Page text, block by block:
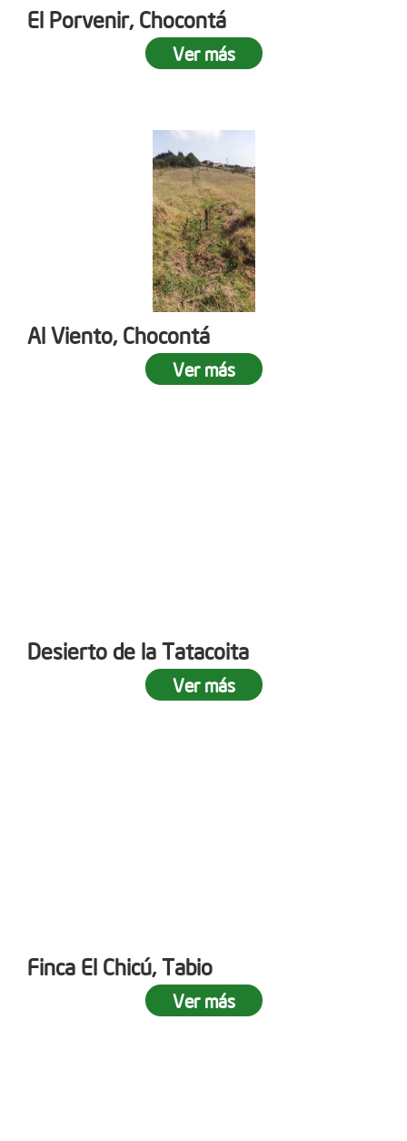
El Porvenir, Chocontá
Ver más
Al Viento, Chocontá
Ver más
Desierto de la Tatacoita
Ver más
Finca El Chicú, Tabio
Ver más